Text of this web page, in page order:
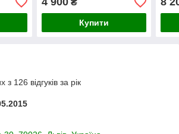
₴
Купити
126 відгуків за рік